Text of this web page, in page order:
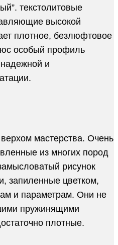
текстолитовые
высокой
плотное, безлюфтовое
особый профиль
и
мастерства. Очень
из многих пород
рисунок
запиленные цветком,
и параметрам. Они не
пружинящими
плотные.